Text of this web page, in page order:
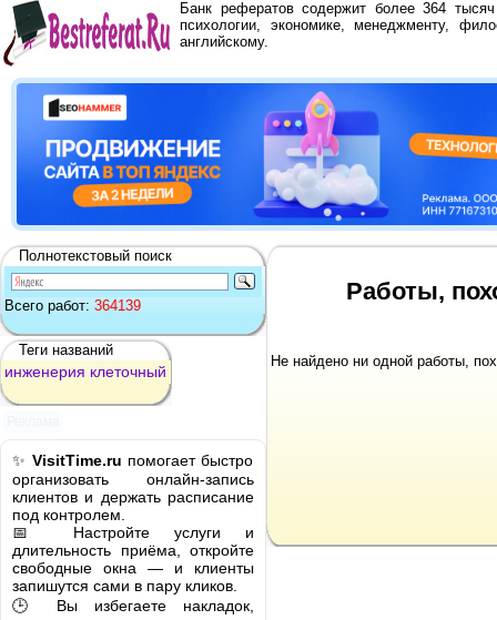
Банк рефератов содержит более 364
психологии, экономике, менеджменту,
английскому.
Полнотекстовый поиск
Всего работ: 364139
Теги названий
инженерия клеточный
✨ VisitTime.ru помогает быстро
организовать онлайн-запись
клиентов и держать расписание
под контролем.
📅 Настройте услуги и
длительность приёма, откройте
свободные окна — и клиенты
запишутся сами в пару кликов.
🕒 Вы избегаете накладок,
Работы,
Не найдено ни одной работы,